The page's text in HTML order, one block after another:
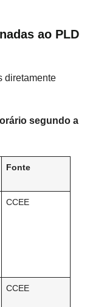
ao PLD
diretamente
segundo a
Fonte
CCEE
CCEE